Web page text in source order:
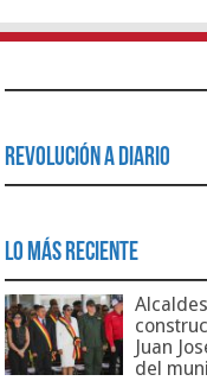
Revolución a Diario
Lo Más Reciente
Juan
del